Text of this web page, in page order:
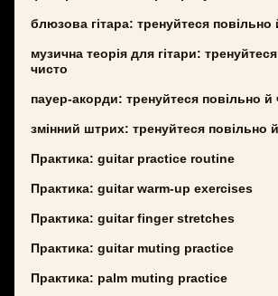
блюзова гітара: тренуйтеся повільно
музична теорія для гітари:
чисто
пауер-акорди: тренуйтеся повільно й
змінний штрих: тренуйтеся повільно
Практика: guitar practice routine
Практика: guitar warm-up exercises
Практика: guitar finger stretches
Практика: guitar muting practice
Практика: palm muting practice